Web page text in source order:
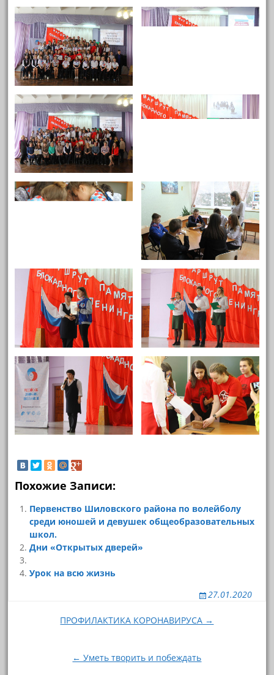
Похожие Записи:
Первенство Шиловского района по волейболу
среди юношей и девушек общеобразовательных
школ.
Дни «Открытых дверей»
Урок на всю жизнь
27.01.2020
НавигацияПРОФИЛАКТИКА КОРОНАВИРУСА →
← Уметь творить и побеждать